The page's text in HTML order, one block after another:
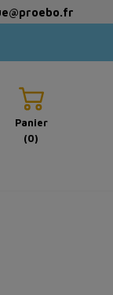
Panier
(0)